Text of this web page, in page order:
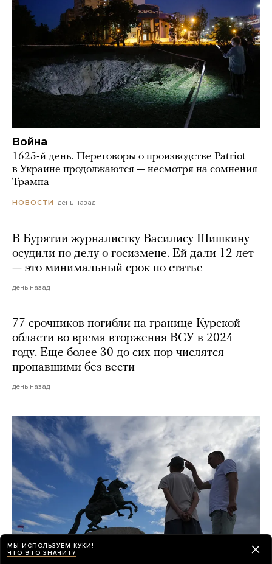
Война
1625-й день. Переговоры о производстве Patriot
в Украине продолжаются — несмотря на сомнения
Трампа
НОВОСТИ день назад
В Бурятии журналистку Василису Шишкину
осудили по делу о госизмене. Ей дали 12 лет
— это минимальный срок по статье
день назад
77 срочников погибли на границе Курской
области во время вторжения ВСУ в 2024
году. Еще более 30 до сих пор числятся
пропавшими без вести
день назад
МЫ ИСПОЛЬЗУЕМ КУКИ!
ЧТО ЭТО ЗНАЧИТ?